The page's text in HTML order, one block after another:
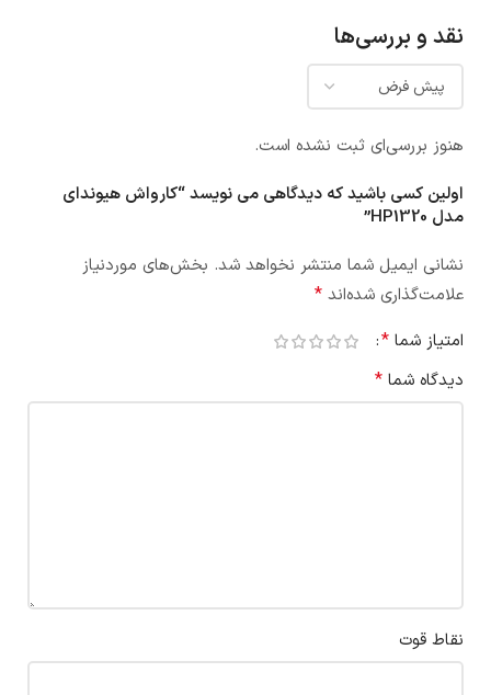
نقد و بررسی‌ها
هنوز بررسی‌ای ثبت نشده است.
اولین کسی باشید که دیدگاهی می نویسد “کارواش هیوندای
مدل HP1320”
نشانی ایمیل شما منتشر نخواهد شد. بخش‌های موردنیاز
علامت‌گذاری شده‌اند *
امتیاز شما *
دیدگاه شما *
نقاط قوت